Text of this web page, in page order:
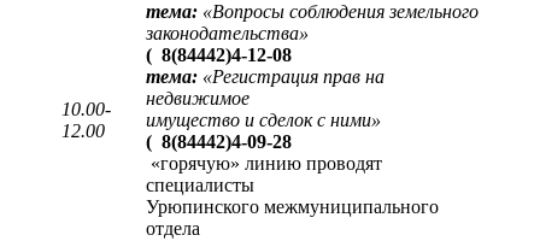
10.00-
12.00
тема: «Вопросы соблюдения земельного
законодательства»
( 8(84442)4-12-08
тема: «Регистрация прав на
недвижимое
имущество и сделок с ними»
( 8(84442)4-09-28
«горячую» линию проводят
специалисты
Урюпинского межмуниципального
отдела